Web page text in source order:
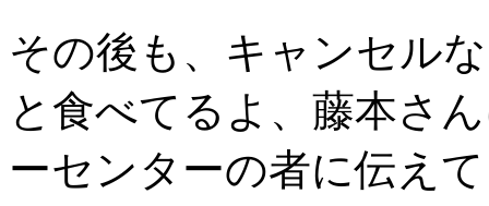
その後も、キャンセル
と食べてるよ、藤本さ
ーセンターの者に伝え